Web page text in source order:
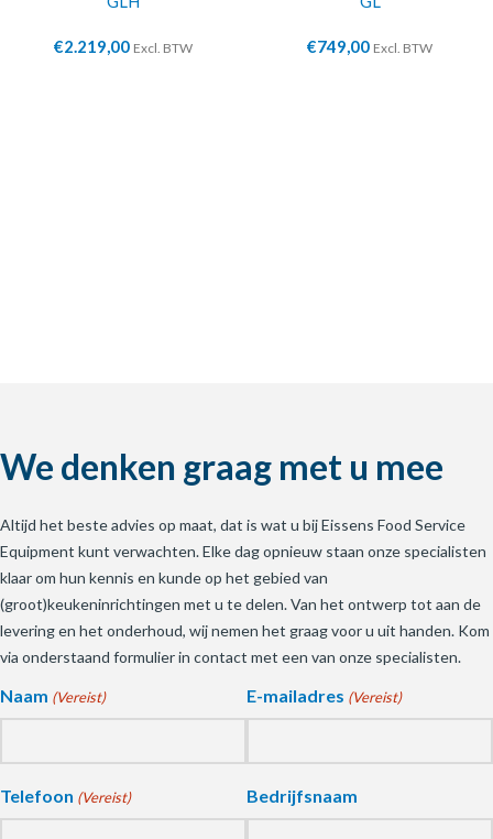
€2.219,00 Excl. BTW €749,00 Excl. BTW
We denken graag met u mee
Altijd het beste advies op maat, dat is wat u bij Eissens Food Service
Equipment kunt verwachten. Elke dag opnieuw staan onze specialisten
klaar om hun kennis en kunde op het gebied van
(groot)keukeninrichtingen met u te delen. Van het ontwerp tot aan de
levering en het onderhoud, wij nemen het graag voor u uit handen. Kom
via onderstaand formulier in contact met een van onze specialisten.
Naam (Vereist) E-mailadres (Vereist)
Telefoon (Vereist) Bedrijfsnaam